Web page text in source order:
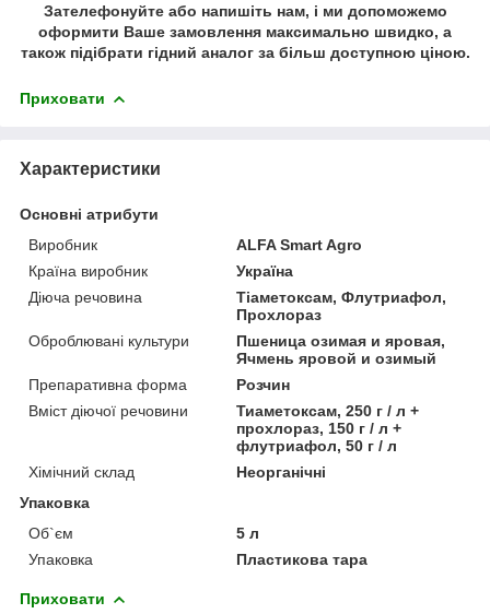
Зателефонуйте або напишіть нам, і ми допоможемо
оформити Ваше замовлення максимально швидко, а
також підібрати гідний аналог за більш доступною ціною.
Приховати
Характеристики
Основні атрибути
Виробник
ALFA Smart Agro
Країна виробник
Україна
Діюча речовина
Тіаметоксам, Флутриафол,
Прохлораз
Оброблювані культури
Пшеница озимая и яровая,
Ячмень яровой и озимый
Препаративна форма
Розчин
Вміст діючої речовини
Тиаметоксам, 250 г / л +
прохлораз, 150 г / л +
флутриафол, 50 г / л
Хімічний склад
Неорганічні
Упаковка
Об`єм
5 л
Упаковка
Пластикова тара
Приховати